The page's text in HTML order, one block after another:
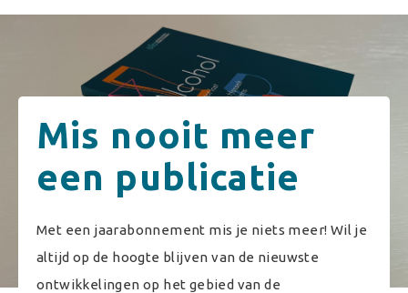
Mis nooit meer
een publicatie
Met een jaarabonnement mis je niets meer! Wil je
altijd op de hoogte blijven van de nieuwste
ontwikkelingen op het gebied van de